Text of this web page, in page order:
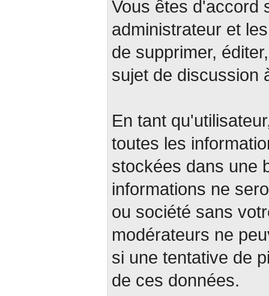
Vous êtes d'accord
administrateur et
de supprimer,
sujet de discussion
En tant
toutes les
stockées dans une
informations ne
ou société sans
modérateurs ne
si une tentative de
de ces données.